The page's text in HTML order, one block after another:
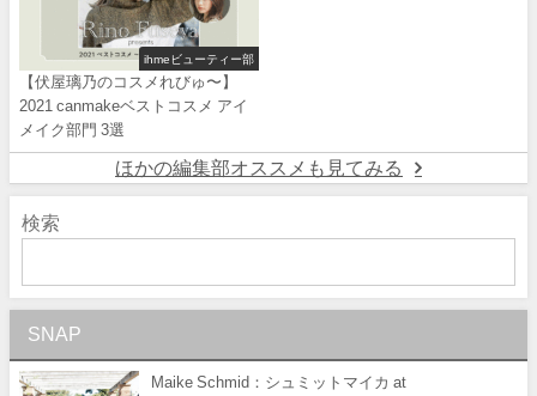
ihmeビューティー部
【伏屋璃乃のコスメれびゅ〜】
2021 canmakeベストコスメ アイ
メイク部門 3選
ほかの編集部オススメも見てみる
検索
SNAP
Maike Schmid：シュミットマイカ at